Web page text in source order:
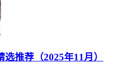
推荐（2025年11月）